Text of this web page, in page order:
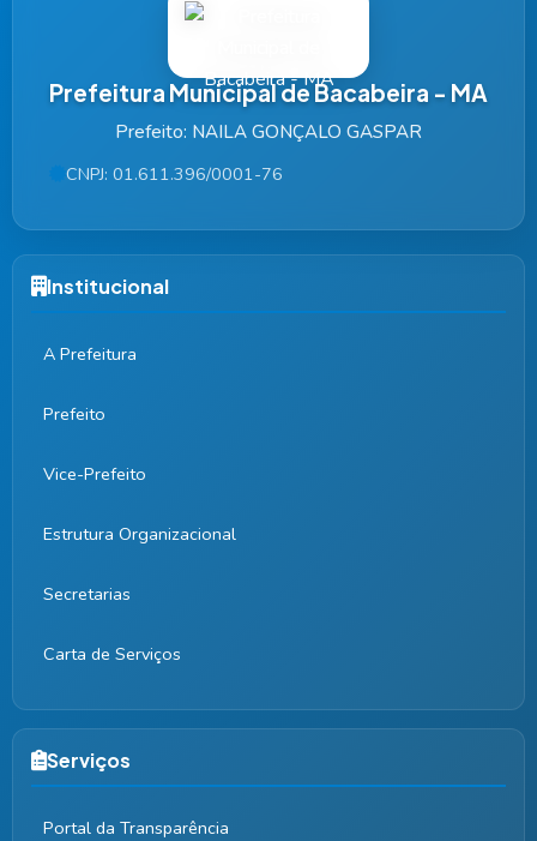
Prefeitura Municipal de Bacabeira - MA
Prefeito: NAILA GONÇALO GASPAR
CNPJ: 01.611.396/0001-76
Institucional
A Prefeitura
Prefeito
Vice-Prefeito
Estrutura Organizacional
Secretarias
Carta de Serviços
Serviços
Portal da Transparência